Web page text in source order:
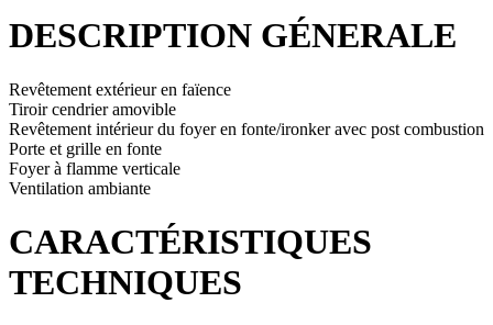
DESCRIPTION GÉNERALE
Revêtement extérieur en faïence
Tiroir cendrier amovible
Revêtement intérieur du foyer en fonte/ironker avec post combustion
Porte et grille en fonte
Foyer à flamme verticale
Ventilation ambiante
CARACTÉRISTIQUES
TECHNIQUES